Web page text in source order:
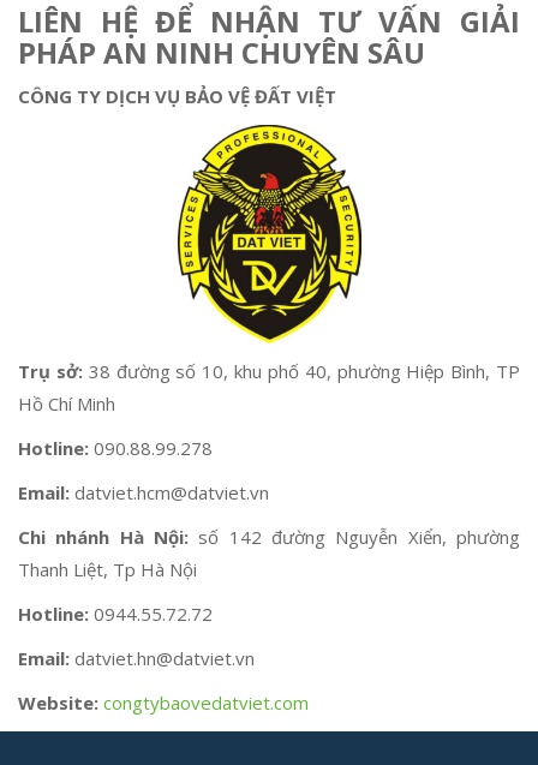
LIÊN HỆ ĐỂ NHẬN TƯ VẤN GIẢI
PHÁP AN NINH CHUYÊN SÂU
CÔNG TY DỊCH VỤ BẢO VỆ ĐẤT VIỆT
Trụ sở:38 đường số 10, khu phố 40, phường Hiệp Bình, TP
Hồ Chí Minh
Hotline: 090.88.99.278
Email: datviet.hcm@datviet.vn
Chi nhánh Hà Nội: số 142 đường Nguyễn Xiển, phường
Thanh Liệt, Tp Hà Nội
Hotline: 0944.55.72.72
Email: datviet.hn@datviet.vn
Website: congtybaovedatviet.com